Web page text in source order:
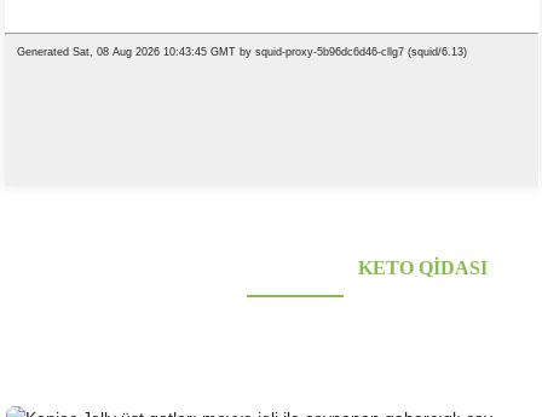
KETO QIDASI